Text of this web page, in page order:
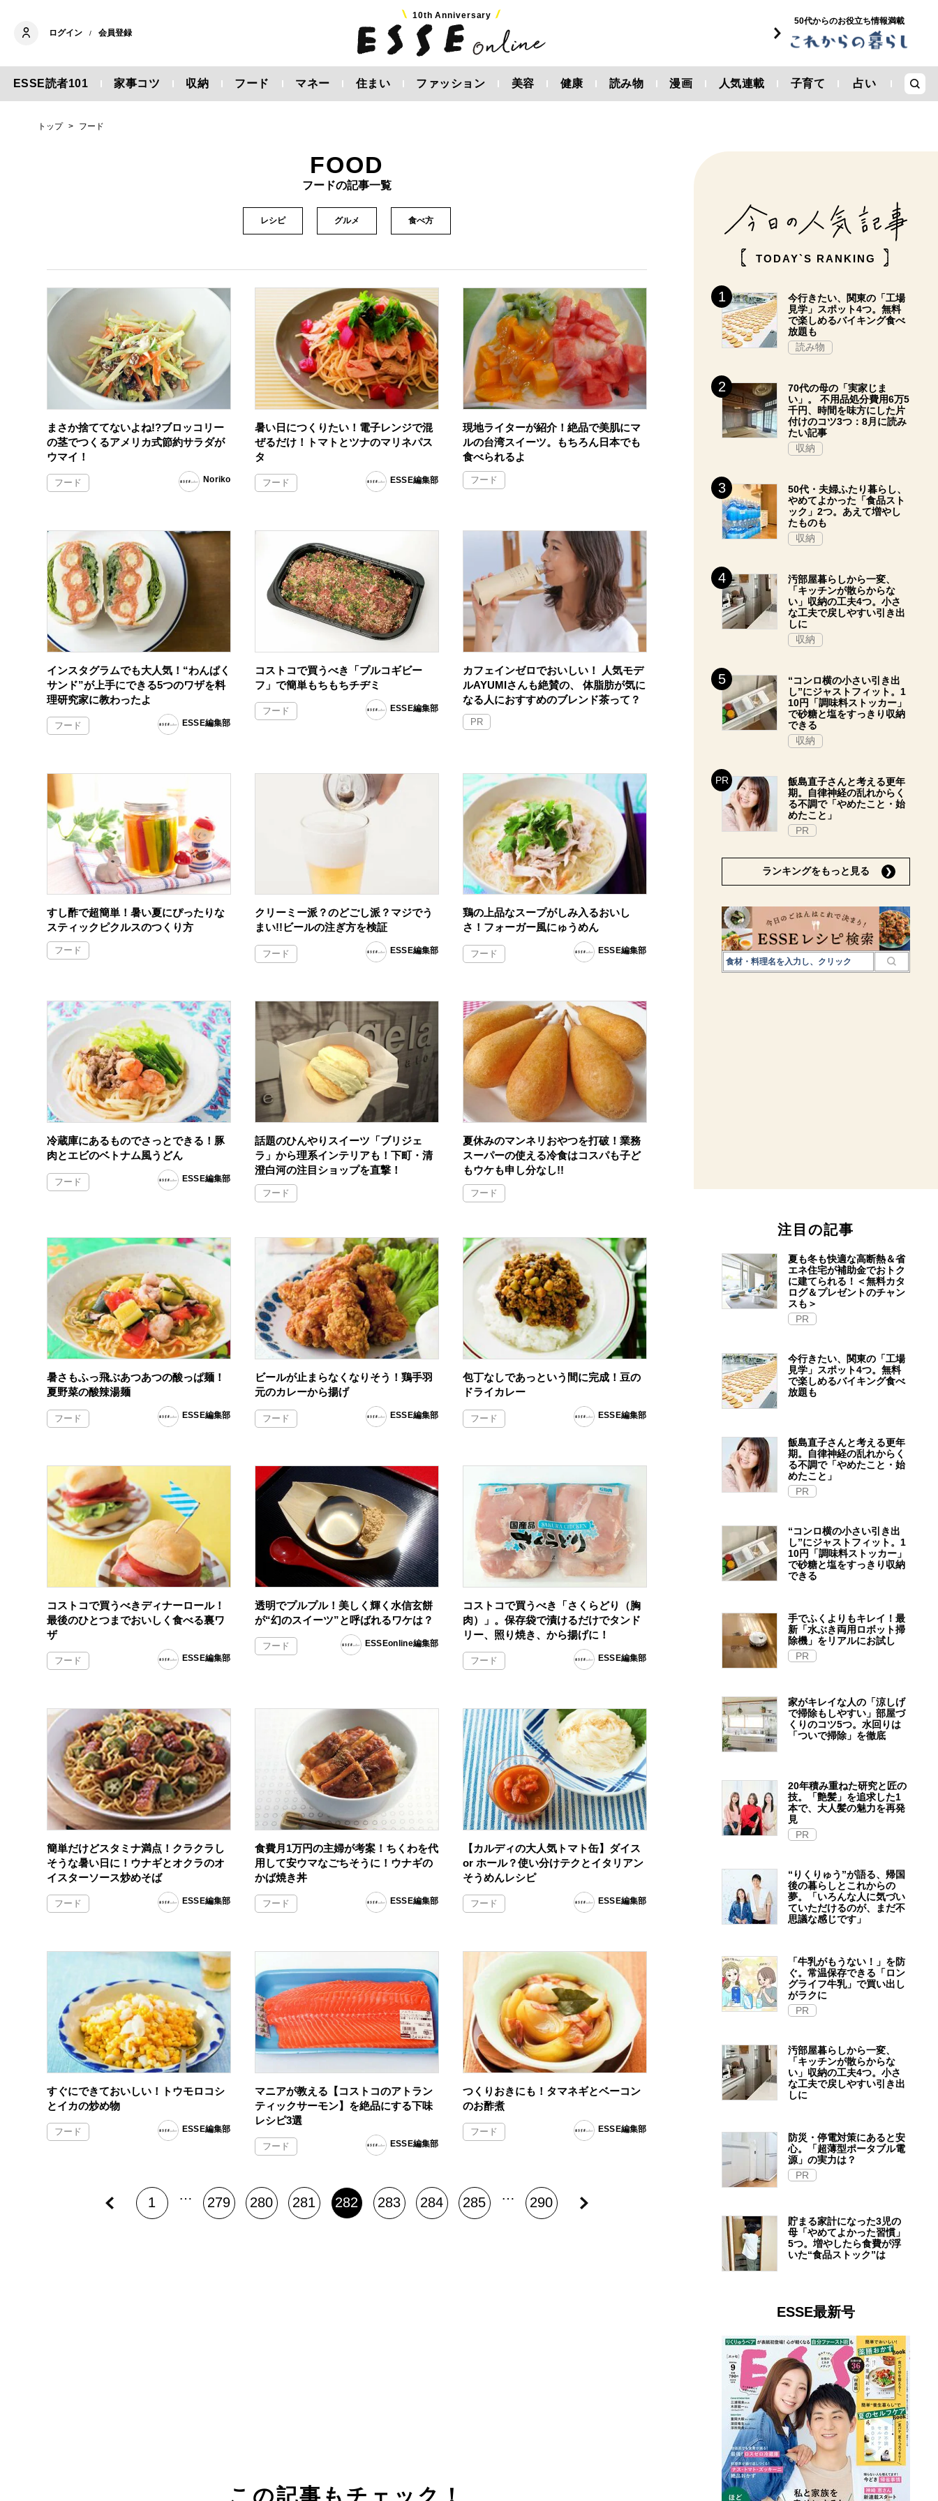
ログイン / 会員登録
10th Anniversary
50代からのお役立ち情報満載
ESSE読者101 家事コツ 収納 フード マネー 住まい ファッション 美容 健康 読み物 漫画 人気連載 子育て 占い
トップ フード
FOOD
フードの記事一覧
レシピ グルメ 食べ方
まさか捨ててないよね!?ブロッコリー
の茎でつくるアメリカ式節約サラダが
ウマイ！
フード Noriko
暑い日につくりたい！電子レンジで混
ぜるだけ！トマトとツナのマリネパス
タ
フード ESSE編集部
現地ライターが紹介！絶品で美肌にマ
ルの台湾スイーツ。もちろん日本でも
食べられるよ
フード
インスタグラムでも大人気！“わんぱく
サンド”が上手にできる5つのワザを料
理研究家に教わったよ
フード ESSE編集部
コストコで買うべき「プルコギビー
フ」で簡単もちもちチヂミ
フード ESSE編集部
カフェインゼロでおいしい！ 人気モデ
ルAYUMIさんも絶賛の、 体脂肪が気に
なる人におすすめのブレンド茶って？
PR
すし酢で超簡単！暑い夏にぴったりな
スティックピクルスのつくり方
フード
クリーミー派？のどごし派？マジでう
まい!!ビールの注ぎ方を検証
フード ESSE編集部
鶏の上品なスープがしみ入るおいし
さ！フォーガー風にゅうめん
フード ESSE編集部
冷蔵庫にあるものでさっとできる！豚
肉とエビのベトナム風うどん
フード ESSE編集部
話題のひんやりスイーツ「ブリジェ
ラ」から理系インテリアも！下町・清
澄白河の注目ショップを直撃！
フード
夏休みのマンネリおやつを打破！業務
スーパーの使える冷食はコスパも子ど
もウケも申し分なし!!
フード
暑さもふっ飛ぶあつあつの酸っぱ麺！
夏野菜の酸辣湯麺
フード ESSE編集部
ビールが止まらなくなりそう！鶏手羽
元のカレーから揚げ
フード ESSE編集部
包丁なしであっという間に完成！豆の
ドライカレー
フード ESSE編集部
コストコで買うべきディナーロール！
最後のひとつまでおいしく食べる裏ワ
ザ
フード ESSE編集部
透明でプルプル！美しく輝く水信玄餅
が“幻のスイーツ”と呼ばれるワケは？
フード ESSEonline編集部
コストコで買うべき「さくらどり（胸
肉）」。保存袋で漬けるだけでタンド
リー、照り焼き、から揚げに！
フード ESSE編集部
簡単だけどスタミナ満点！クラクラし
そうな暑い日に！ウナギとオクラのオ
イスターソース炒めそば
フード ESSE編集部
食費月1万円の主婦が考案！ちくわを代
用して安ウマなごちそうに！ウナギの
かば焼き丼
フード ESSE編集部
【カルディの大人気トマト缶】ダイス
or ホール？使い分けテクとイタリアン
そうめんレシピ
フード ESSE編集部
すぐにできておいしい！トウモロコシ
とイカの炒め物
フード ESSE編集部
マニアが教える【コストコのアトラン
ティックサーモン】を絶品にする下味
レシピ3選
フード ESSE編集部
つくりおきにも！タマネギとベーコン
のお酢煮
フード ESSE編集部
1
…
279 280 281 282 283 284 285
…
290
この記事もチェック！
TODAY`S RANKING
今行きたい、関東の「工場
見学」スポット4つ。無料
で楽しめるバイキング食べ
放題も
読み物
70代の母の「実家じま
い」。 不用品処分費用6万5
千円、時間を味方にした片
付けのコツ3つ：8月に読み
たい記事
収納
50代・夫婦ふたり暮らし、
やめてよかった「食品スト
ック」2つ。あえて増やし
たものも
収納
汚部屋暮らしから一変、
「キッチンが散らからな
い」収納の工夫4つ。小さ
な工夫で戻しやすい引き出
しに
収納
“コンロ横の小さい引き出
し”にジャストフィット。1
10円「調味料ストッカー」
で砂糖と塩をすっきり収納
できる
収納
飯島直子さんと考える更年
期。自律神経の乱れからく
る不調で「やめたこと・始
めたこと」
PR
ランキングをもっと見る
注目の記事
夏も冬も快適な高断熱＆省
エネ住宅が補助金でおトク
に建てられる！＜無料カタ
ログ＆プレゼントのチャン
スも＞
PR
今行きたい、関東の「工場
見学」スポット4つ。無料
で楽しめるバイキング食べ
放題も
飯島直子さんと考える更年
期。自律神経の乱れからく
る不調で「やめたこと・始
めたこと」
PR
“コンロ横の小さい引き出
し”にジャストフィット。1
10円「調味料ストッカー」
で砂糖と塩をすっきり収納
できる
手でふくよりもキレイ！最
新「水ぶき両用ロボット掃
除機」をリアルにお試し
PR
家がキレイな人の「涼しげ
で掃除もしやすい」部屋づ
くりのコツ5つ。水回りは
「ついで掃除」を徹底
20年積み重ねた研究と匠の
技。「艶髪」を追求した1
本で、大人髪の魅力を再発
見
PR
“りくりゅう”が語る、帰国
後の暮らしとこれからの
夢。「いろんな人に気づい
ていただけるのが、まだ不
思議な感じです」
「牛乳がもうない！」を防
ぐ。常温保存できる「ロン
グライフ牛乳」で買い出し
がラクに
PR
汚部屋暮らしから一変、
「キッチンが散らからな
い」収納の工夫4つ。小さ
な工夫で戻しやすい引き出
しに
防災・停電対策にあると安
心。「超薄型ポータブル電
源」の実力は？​
PR
貯まる家計になった3児の
母「やめてよかった習慣」
5つ。増やしたら食費が浮
いた“食品ストック”は
ESSE最新号